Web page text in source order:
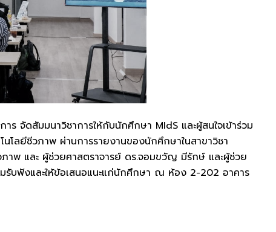
จัดสัมมนาวิชาการให้กับนักศึกษา MIdS และผู้สนใจเข้าร่วม
โลยีชีวภาพ ผ่านการรายงานของนักศึกษาในสาขาวิชา
ภาพ และ ผู้ช่วยศาสตราจารย์ ดร.จอมขวัญ มีรักษ์ และผู้ช่วย
รับฟังและให้ข้อเสนอแนะแก่นักศึกษา ณ ห้อง 2-202 อาคาร